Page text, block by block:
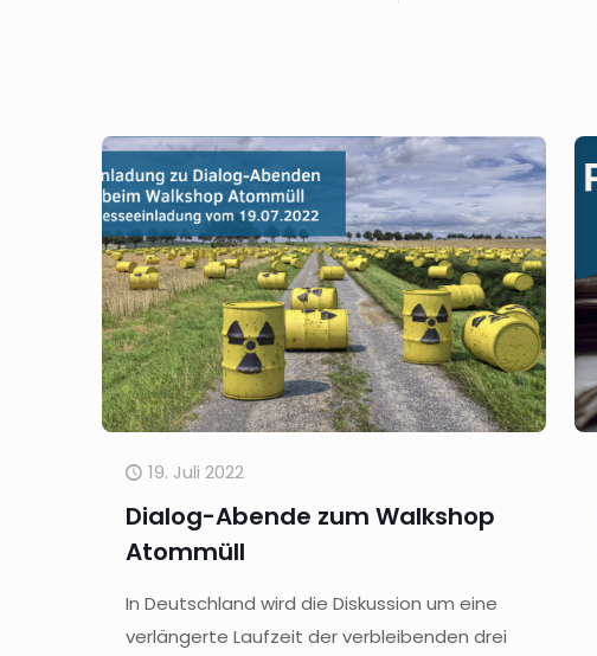
19. Juli 2022
Dialog-Abende zum Walkshop
Atommüll
In Deutschland wird die Diskussion um eine
verlängerte Laufzeit der verbleibenden drei